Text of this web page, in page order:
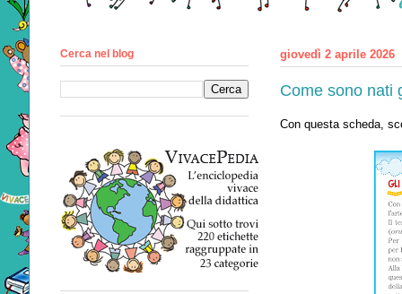
giovedì 2 aprile 2026
Come sono nati
Con questa scheda,
Cerca nel blog